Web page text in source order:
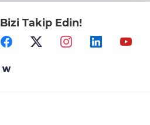
Bizi Takip Edin!